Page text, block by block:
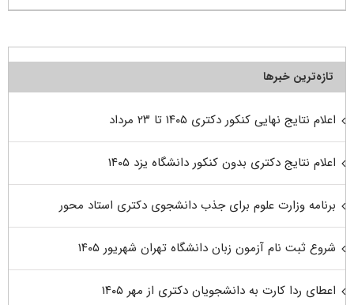
تازه‌ترین خبرها
اعلام نتایج نهایی کنکور دکتری ۱۴۰۵ تا ۲۳ مرداد
اعلام نتایج دکتری بدون کنکور دانشگاه یزد ۱۴۰۵
برنامه وزارت علوم برای جذب دانشجوی دکتری استاد محور
شروع ثبت نام آزمون زبان دانشگاه تهران شهریور ۱۴۰۵
اعطای ردا کارت به دانشجویان دکتری از مهر ۱۴۰۵